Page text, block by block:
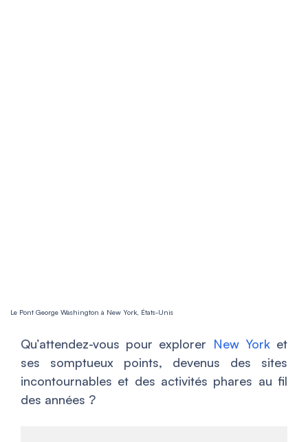
Le Pont George Washington à New York, États-Unis
Qu’attendez-vous pour explorer New Yorket
ses somptueux points, devenus des sites
incontournables et des activités phares au fil
des années ?